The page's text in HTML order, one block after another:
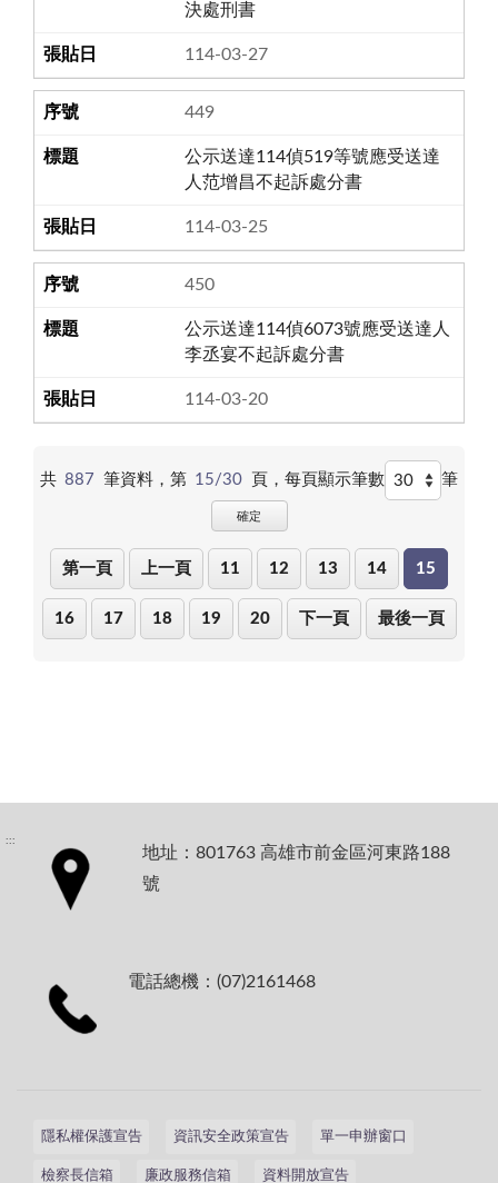
決處刑書
114-03-27
449
公示送達114偵519等號應受送達
人范增昌不起訴處分書
114-03-25
450
公示送達114偵6073號應受送達人
李丞宴不起訴處分書
114-03-20
共 887 筆資料，第 15/30 頁， 每頁顯示筆數 筆
確定
第一頁 上一頁 11 12 13 14 15
16 17 18 19 20 下一頁 最後一頁
:::
地址：801763 高雄市前金區河東路188
號
電話總機：(07)2161468
隱私權保護宣告 資訊安全政策宣告 單一申辦窗口
檢察長信箱 廉政服務信箱 資料開放宣告